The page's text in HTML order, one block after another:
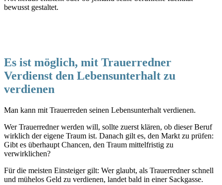
bewusst gestaltet.
Es ist möglich, mit Trauerredner
Verdienst den Lebensunterhalt zu
verdienen
Man kann mit Trauerreden seinen Lebensunterhalt verdienen.
Wer Trauerredner werden will, sollte zuerst klären, ob dieser Beruf
wirklich der eigene Traum ist. Danach gilt es, den Markt zu prüfen:
Gibt es überhaupt Chancen, den Traum mittelfristig zu
verwirklichen?
Für die meisten Einsteiger gilt: Wer glaubt, als Trauerredner schnell
und mühelos Geld zu verdienen, landet bald in einer Sackgasse.